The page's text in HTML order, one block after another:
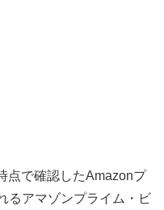
点で確認したAmazonプ
るアマゾンプライム・ビ